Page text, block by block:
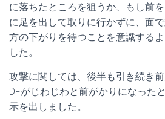
に落ちたところを狙うか、もし前
に足を出して取りに行かずに、面
方の下がりを待つことを意識する
した。
攻撃に関しては、後半も引き続き
DFがじわじわと前がかりになった
示を出しました。